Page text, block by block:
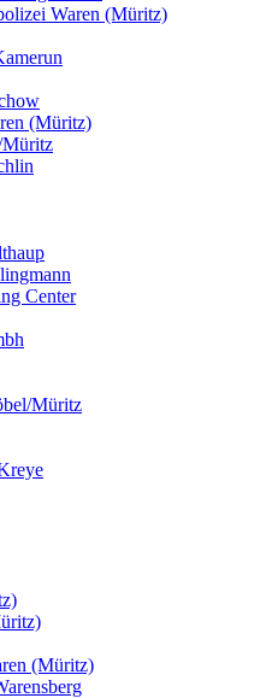
Waren (Müritz)
(Müritz)
Müritz
Center
Müritz
(Müritz)